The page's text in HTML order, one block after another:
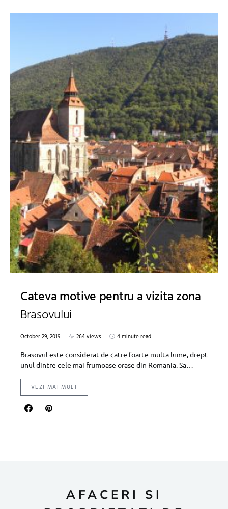
Cateva motive pentru a vizita zona
Brasovului
October 29, 2019 264 views
4 minute read
Brasovul este considerat de catre foarte multa lume, drept
unul dintre cele mai frumoase orase din Romania. Sa…
VEZI MAI MULT
AFACERI SI